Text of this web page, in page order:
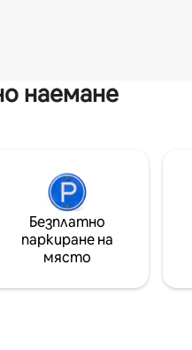
наемане
Безплатно
паркиране на
място